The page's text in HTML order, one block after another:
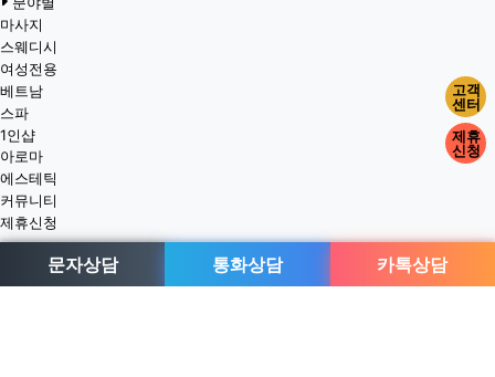
문자상담 통화상담 카톡상담
마사지
스웨디시
여성전용
베트남
스파
1인샵
아로마
에스테틱
커뮤니티
제휴신청
고객
센터
제휴
신청